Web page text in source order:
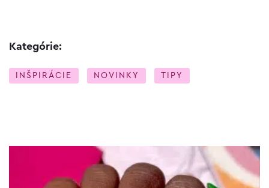
Kategórie:
INŠPIRÁCIE NOVINKY TIPY